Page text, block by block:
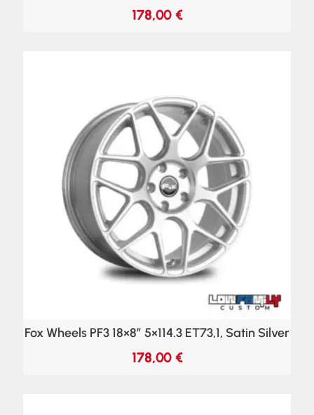
178,00 €
Fox Wheels PF3 18×8″ 5×114.3 ET73,1, Satin Silver
178,00 €